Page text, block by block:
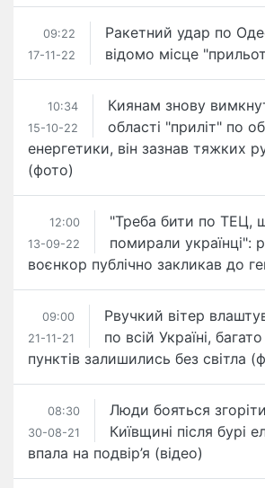
09:22
17-11-22
Ракетний удар по
відомо місце
10:34
15-10-22
Киянам знову
області "приліт" по
енергетики, він зазнав тяжких
(фото)
12:00
13-09-22
"Треба бити по ТЕЦ,
помирали українці":
воєнкор публічно закликав до
09:00
21-11-21
Рвучкий вітер
по всій Україні,
пунктів залишились без світла
08:30
30-08-21
Люди бояться
Київщині після бурі
впала на подвір’я (відео)